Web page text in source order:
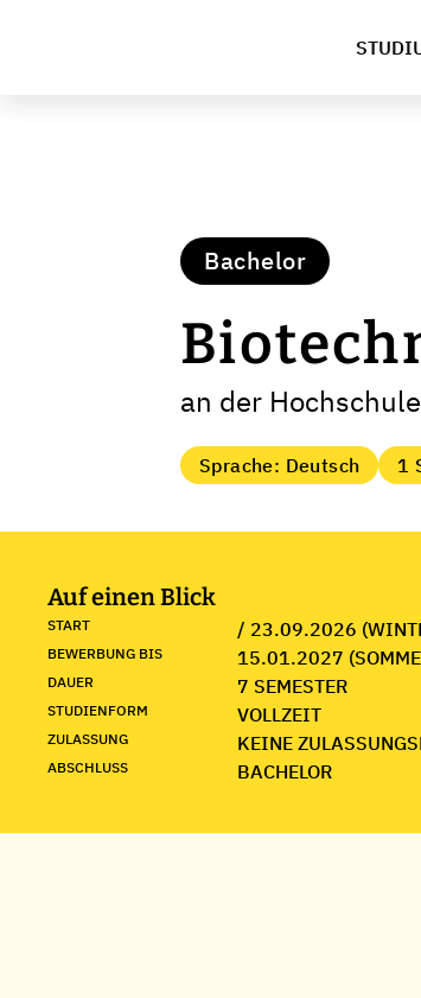
Bachelor
an der
Sprache: Deutsch 1
Auf einen Blick
START / 23.09.2026
BEWERBUNG BIS 15.01.2027
DAUER 7 SEMESTER
STUDIENFORM VOLLZEIT
ZULASSUNG KEINE
ABSCHLUSS BACHELOR